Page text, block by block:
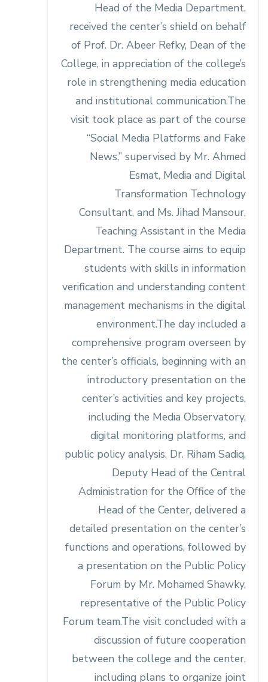
Head of the Media Department,
received the center’s shield on behalf
of Prof. Dr. Abeer Refky, Dean of the
College, in appreciation of the college’s
role in strengthening media education
and institutional communication.The
visit took place as part of the course
“Social Media Platforms and Fake
News,” supervised by Mr. Ahmed
Esmat, Media and Digital
Transformation Technology
Consultant, and Ms. Jihad Mansour,
Teaching Assistant in the Media
Department. The course aims to equip
students with skills in information
verification and understanding content
management mechanisms in the digital
environment.The day included a
comprehensive program overseen by
the center’s officials, beginning with an
introductory presentation on the
center’s activities and key projects,
including the Media Observatory,
digital monitoring platforms, and
public policy analysis. Dr. Riham Sadiq,
Deputy Head of the Central
Administration for the Office of the
Head of the Center, delivered a
detailed presentation on the center’s
functions and operations, followed by
a presentation on the Public Policy
Forum by Mr. Mohamed Shawky,
representative of the Public Policy
Forum team.The visit concluded with a
discussion of future cooperation
between the college and the center,
including plans to organize joint